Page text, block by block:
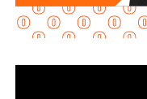
“No es un tema de
buscamos que ellos